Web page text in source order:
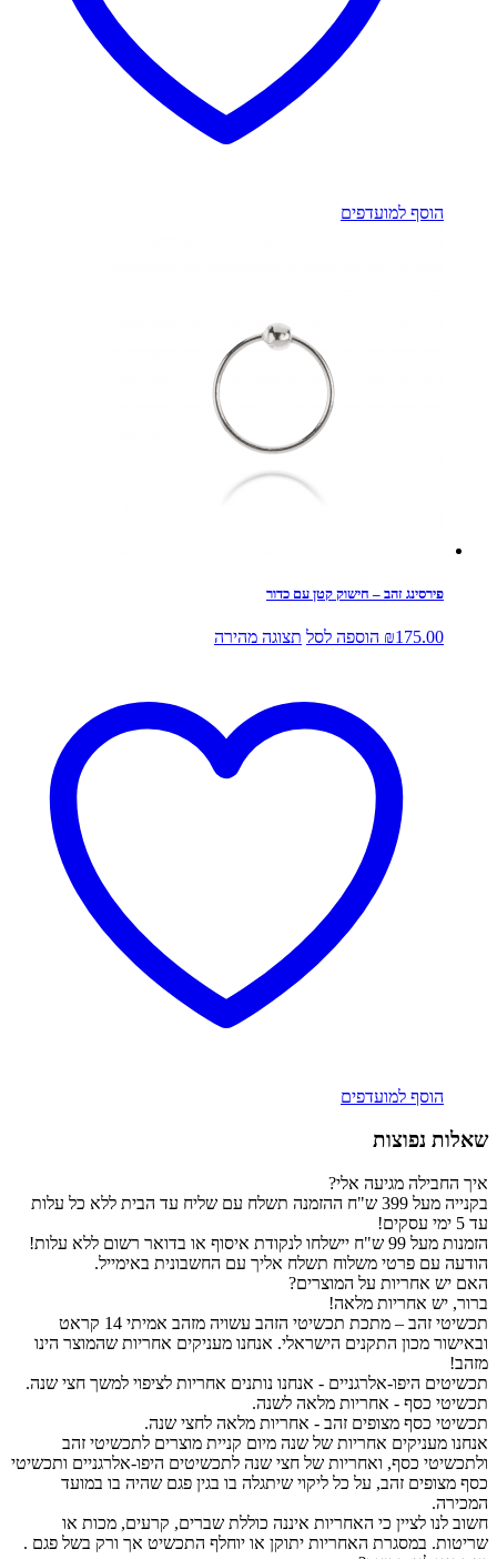
הוסף למועדפים
פירסינג זהב – חישוק קטן עם כדור
₪175.00 הוספה לסל תצוגה מהירה
הוסף למועדפים
שאלות נפוצות
איך החבילה מגיעה אלי?
בקנייה מעל 399 ש"ח ההזמנה תשלח עם שליח עד הבית ללא כל עלות
עד 5 ימי עסקים!
הזמנות מעל 99 ש"ח יישלחו לנקודת איסוף או בדואר רשום ללא עלות!
הודעה עם פרטי משלוח תשלח אליך עם החשבונית באימייל.
האם יש אחריות על המוצרים?
ברור, יש אחריות מלאה!
תכשיטי זהב – מתכת תכשיטי הזהב עשויה מזהב אמיתי 14 קראט
ובאישור מכון התקנים הישראלי. אנחנו מעניקים אחריות שהמוצר הינו
מזהב!
תכשיטים היפו-אלרגניים - אנחנו נותנים אחריות לציפוי למשך חצי שנה.
תכשיטי כסף - אחריות מלאה לשנה.
תכשיטי כסף מצופים זהב - אחריות מלאה לחצי שנה.
אנחנו מעניקים אחריות של שנה מיום קניית מוצרים לתכשיטי זהב
ולתכשיטי כסף, ואחריות של חצי שנה לתכשיטים היפו-אלרגניים ותכשיטי
כסף מצופים זהב, על כל ליקוי שיתגלה בו בגין פגם שהיה בו במועד
המכירה.
חשוב לנו לציין כי האחריות איננה כוללת שברים, קרעים, מכות או
שריטות. במסגרת האחריות יתוקן או יוחלף התכשיט אך ורק בשל פגם .